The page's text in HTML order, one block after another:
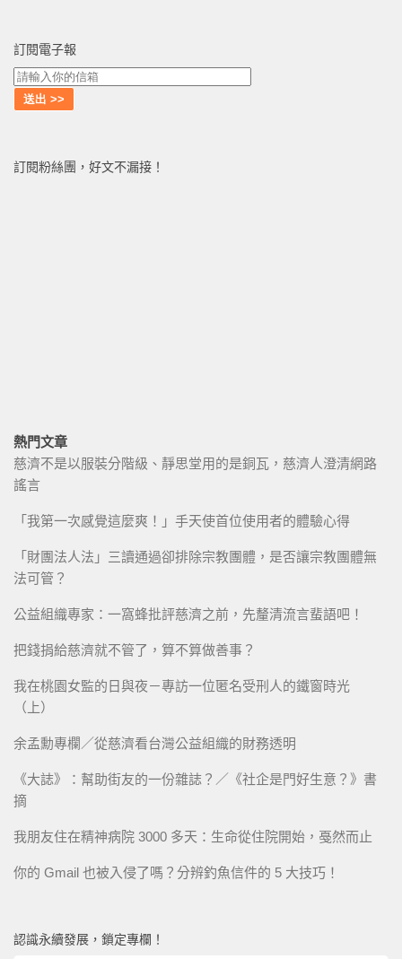
訂閱電子報
訂閱粉絲團，好文不漏接！
熱門文章
慈濟不是以服裝分階級、靜思堂用的是銅瓦，慈濟人澄清網路
謠言
「我第一次感覺這麼爽！」手天使首位使用者的體驗心得
「財團法人法」三讀通過卻排除宗教團體，是否讓宗教團體無
法可管？
公益組織專家：一窩蜂批評慈濟之前，先釐清流言蜚語吧！
把錢捐給慈濟就不管了，算不算做善事？
我在桃園女監的日與夜－專訪一位匿名受刑人的鐵窗時光
（上）
余孟勳專欄／從慈濟看台灣公益組織的財務透明
《大誌》：幫助街友的一份雜誌？／《社企是門好生意？》書
摘
我朋友住在精神病院 3000 多天：生命從住院開始，戞然而止
你的 Gmail 也被入侵了嗎？分辨釣魚信件的 5 大技巧！
認識永續發展，鎖定專欄！